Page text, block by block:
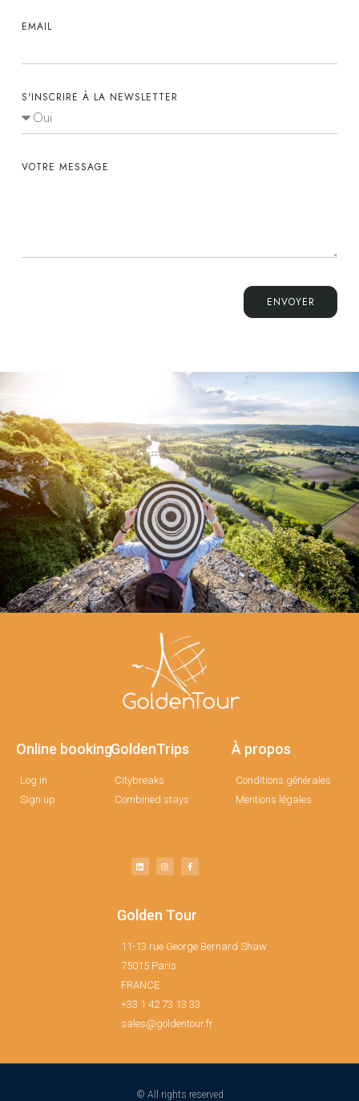
EMAIL
S'INSCRIRE À LA NEWSLETTER
VOTRE MESSAGE
ENVOYER
Online booking
Log in
Sign up
GoldenTrips
Citybreaks
Combined stays
À propos
Conditions générales
Mentions légales
Golden Tour
11-13 rue George Bernard Shaw
75015 Paris
FRANCE
+33 1 42 73 13 33
sales@goldentour.fr
© All rights reserved